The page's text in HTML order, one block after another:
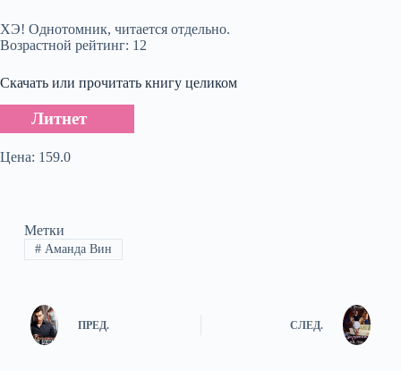
ХЭ! Однотомник, читается отдельно.
Возрастной рейтинг: 12
Скачать или прочитать книгу целиком
Литнет
Цена: 159.0
Метки
#Аманда Вин
ПРЕД. СЛЕД.